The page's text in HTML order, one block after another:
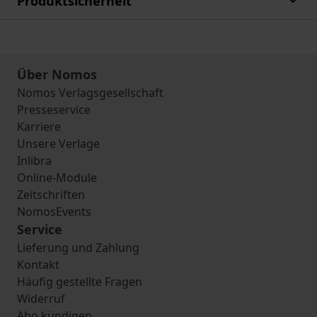
Über Nomos
Nomos Verlagsgesellschaft
Presseservice
Karriere
Unsere Verlage
Inlibra
Online-Module
Zeitschriften
NomosEvents
Service
Lieferung und Zahlung
Kontakt
Häufig gestellte Fragen
Widerruf